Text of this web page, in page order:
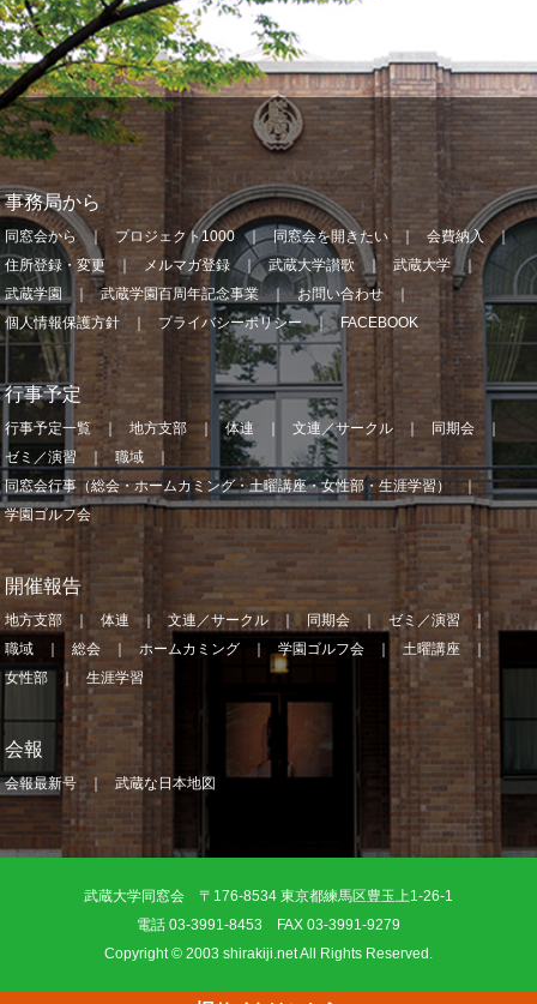
事務局から
同窓会から プロジェクト1000 同窓会を開きたい
会費納入
住所登録・変更
メルマガ登録 武蔵大学讃歌
武蔵大学
武蔵学園
武蔵学園百周年記念事業
お問い合わせ
個人情報保護方針
プライバシーポリシー FACEBOOK
行事予定
行事予定一覧 地方支部 体連 文連／サークル
同期会
ゼミ／演習
職域
同窓会行事（総会・ホームカミング・土曜講座・女性部・生涯学習）
学園ゴルフ会
開催報告
地方支部 体連 文連／サークル 同期会
ゼミ／演習
職域
総会 ホームカミング 学園ゴルフ会
土曜講座
女性部
生涯学習
会報
会報最新号 武蔵な日本地図
武蔵大学同窓会 〒176-8534 東京都練馬区豊玉上1-26-1
電話 03-3991-8453 FAX 03-3991-9279
Copyright © 2003 shirakiji.net All Rights Reserved.